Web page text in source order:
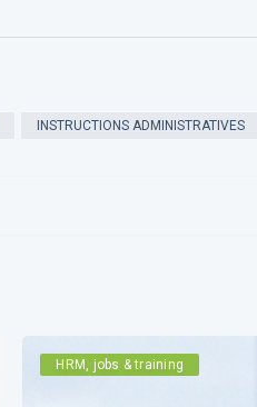
INSTRUCTIONS ADMINISTRATIVES
HRM, jobs & training